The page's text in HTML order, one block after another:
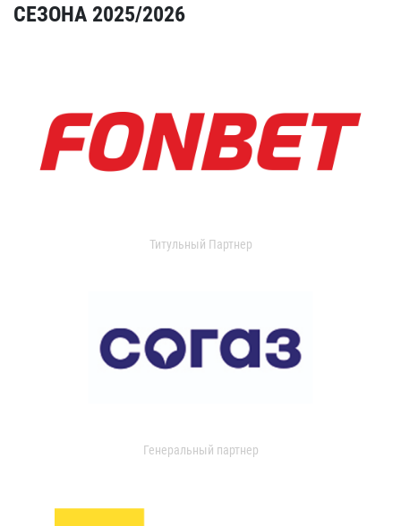
СЕЗОНА 2025/2026
Титульный Партнер
Генеральный партнер